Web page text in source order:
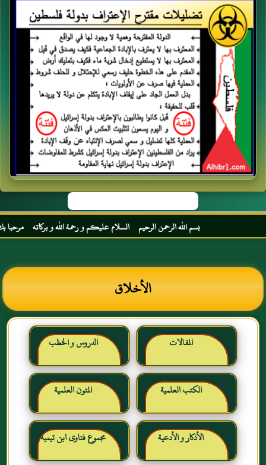
بسم الله الرحمن الرحيم السلام عليكم و رحمة الله و بركاته مرحبا بك أخي
الأخلاق
المقالات الدروس و الخطب
الكتب العلمية المتون العلمية
الأذكار و الأدعية مجموع فتاوى ابن تيمية